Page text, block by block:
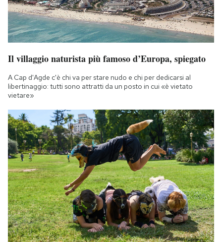
Il villaggio naturista più famoso d’Europa, spiegato
A Cap d'Agde c'è chi va per stare nudo e chi per dedicarsi al
libertinaggio: tutti sono attratti da un posto in cui «è vietato
vietare»